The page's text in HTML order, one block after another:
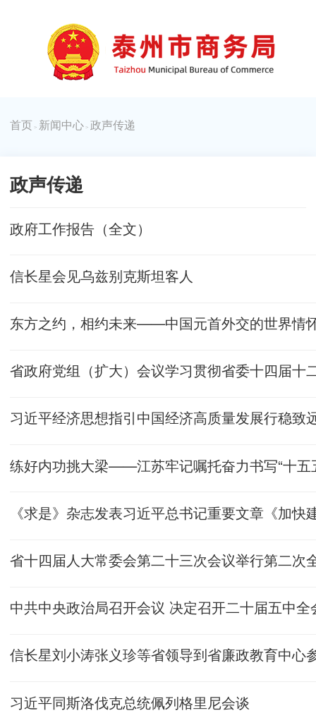
首页 > 新闻中心 > 政声传递
政声传递
政府工作报告（全文）
信长星会见乌兹别克斯坦客人
东方之约，相约未来——中国元首外交的世界情
习近平经济思想指引中国经济高质量发展行稳致
练好内功挑大梁——江苏牢记嘱托奋力书写“十五
《求是》杂志发表习近平总书记重要文章《加快
省十四届人大常委会第二十三次会议举行第二次
习近平同斯洛伐克总统佩列格里尼会谈